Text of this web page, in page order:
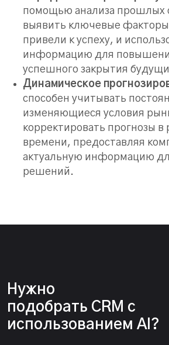
помощью анализа прошлых
выявить ключевые
привели к успеху, и
информацию для
успешного закрытия
Динамическое
способен учитывать
изменяющиеся условия
корректировать прогнозы в
времени, предоставляя
актуальную информацию
решений.
Нужно
подобрать CRM с
использованием AI?